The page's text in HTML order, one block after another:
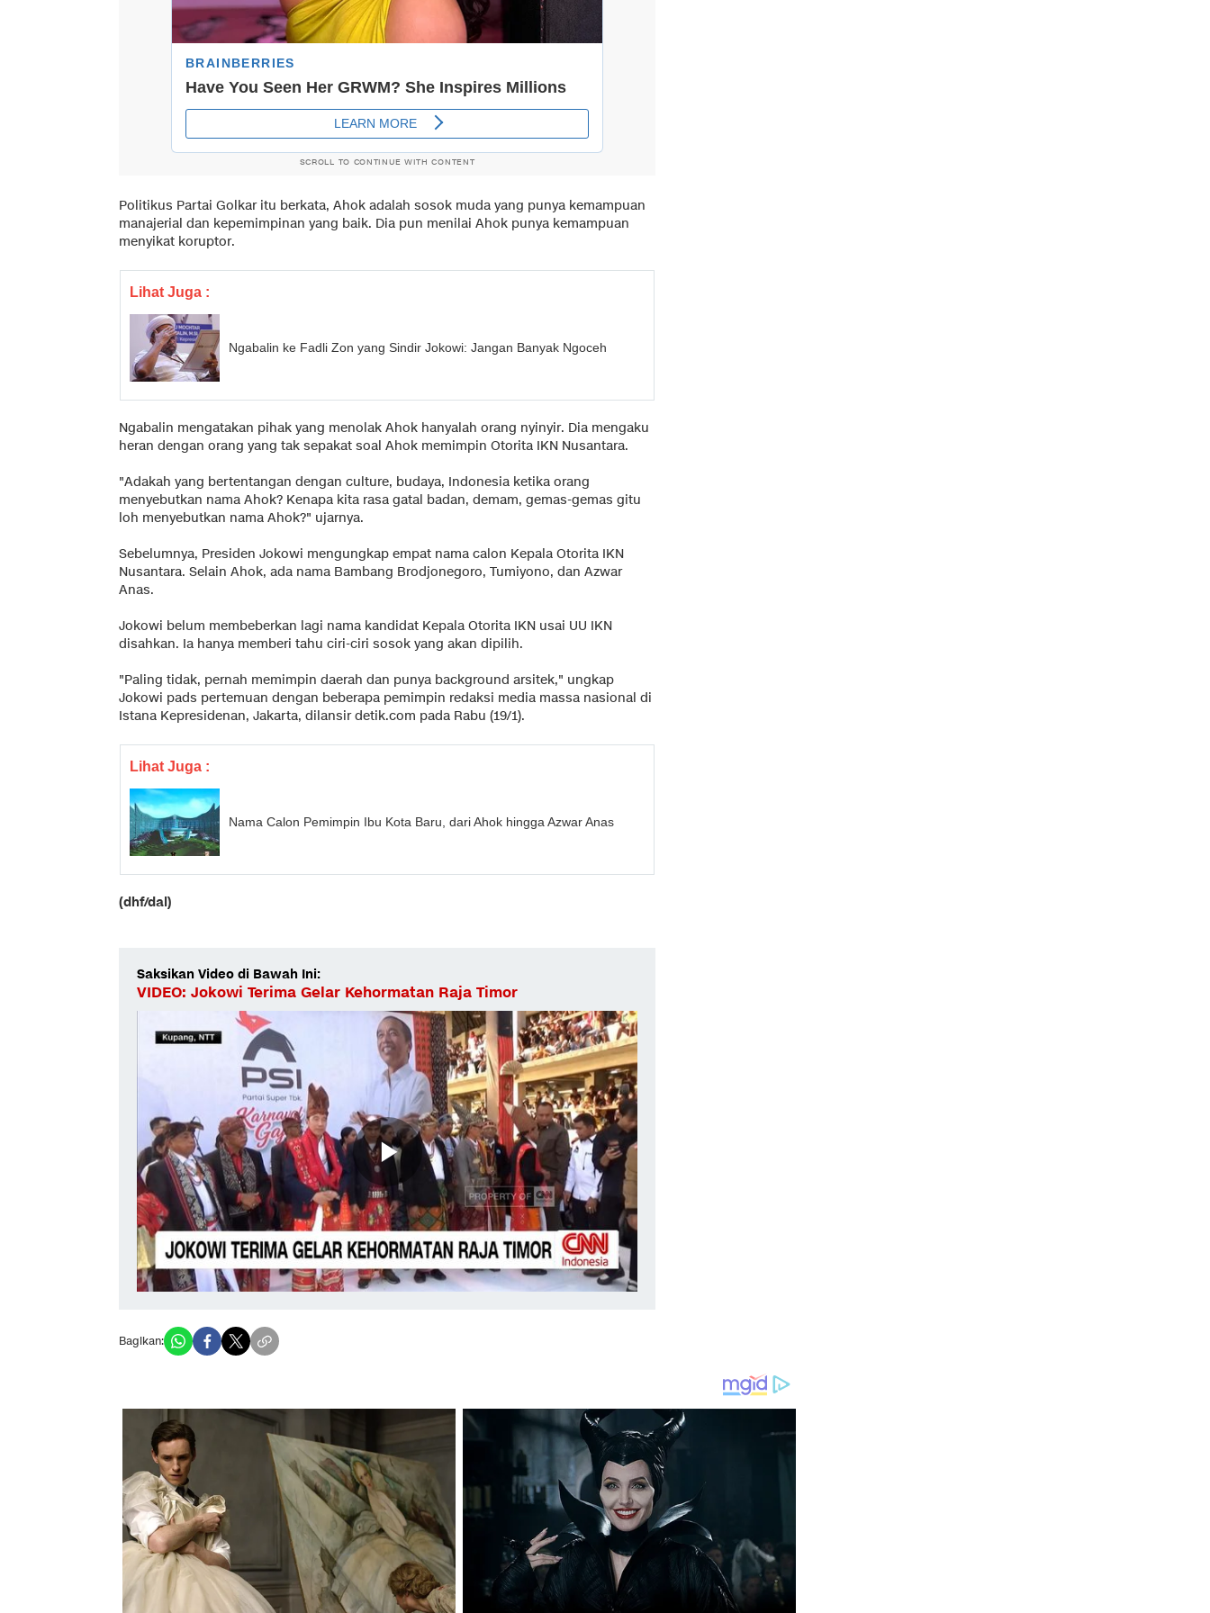
SCROLL TO CONTINUE WITH CONTENT
Politikus Partai Golkar itu berkata, Ahok adalah sosok muda yang punya kemampuan
manajerial dan kepemimpinan yang baik. Dia pun menilai Ahok punya kemampuan
menyikat koruptor.
Lihat Juga :
Ngabalin ke Fadli Zon yang Sindir Jokowi: Jangan Banyak Ngoceh
Ngabalin mengatakan pihak yang menolak Ahok hanyalah orang nyinyir. Dia mengaku
heran dengan orang yang tak sepakat soal Ahok memimpin Otorita IKN Nusantara.
"Adakah yang bertentangan dengan culture, budaya, Indonesia ketika orang
menyebutkan nama Ahok? Kenapa kita rasa gatal badan, demam, gemas-gemas gitu
loh menyebutkan nama Ahok?" ujarnya.
Sebelumnya, Presiden Jokowi mengungkap empat nama calon Kepala Otorita IKN
Nusantara. Selain Ahok, ada nama Bambang Brodjonegoro, Tumiyono, dan Azwar
Anas.
Jokowi belum membeberkan lagi nama kandidat Kepala Otorita IKN usai UU IKN
disahkan. Ia hanya memberi tahu ciri-ciri sosok yang akan dipilih.
"Paling tidak, pernah memimpin daerah dan punya background arsitek," ungkap
Jokowi pads pertemuan dengan beberapa pemimpin redaksi media massa nasional di
Istana Kepresidenan, Jakarta, dilansir detik.com pada Rabu (19/1).
Lihat Juga :
Nama Calon Pemimpin Ibu Kota Baru, dari Ahok hingga Azwar Anas
(dhf/dal)
Saksikan Video di Bawah Ini:
VIDEO: Jokowi Terima Gelar Kehormatan Raja Timor
Bagikan: